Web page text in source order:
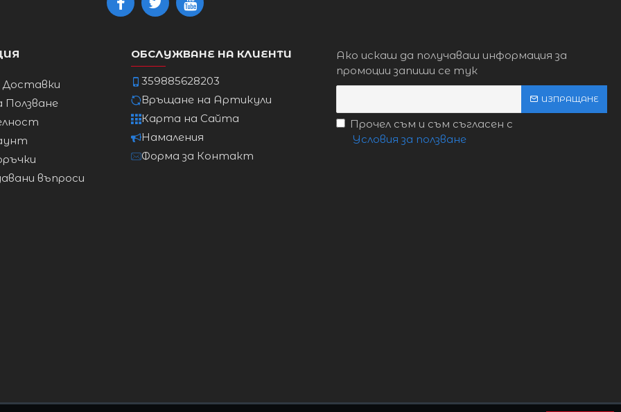
Доставки
Ползване
въпроси
ОБСЛУЖВАНЕ НА КЛИЕНТИ
359885628203
Връщане на Артикули
Карта на Сайта
Намаления
Форма за Контакт
Ако искаш да получаваш информация за
промоции запиши се тук
ИЗПРАЩАНЕ
Прочел съм и съм съгласен с
Условия за ползване